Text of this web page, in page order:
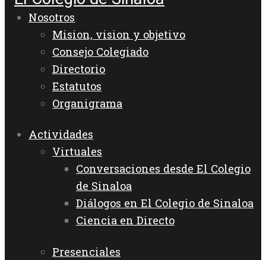
Nosotros
Mision, vision y objetivo
Consejo Colegiado
Directorio
Estatutos
Organigrama
Actividades
Virtuales
Conversaciones desde El Colegio
de Sinaloa
Diálogos en El Colegio de Sinaloa
Ciencia en Directo
Presenciales